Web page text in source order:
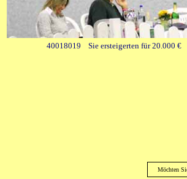
40018019 Sie ersteigerten für 20.000 €
Möchten